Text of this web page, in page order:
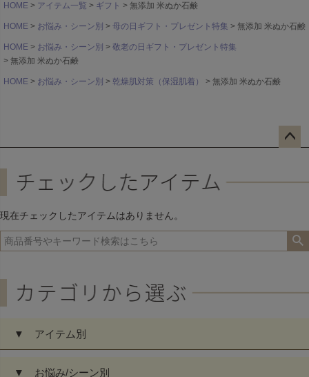
HOME アイテム一覧 ギフト 無添加 米ぬか石鹸
HOME お悩み・シーン別 母の日ギフト・プレゼント特集 無添加 米ぬか石鹸
HOME お悩み・シーン別
敬老の日ギフト・プレゼント特集
無添加 米ぬか石鹸
HOME お悩み・シーン別 乾燥肌対策（保湿肌着） 無添加 米ぬか石鹸
現在チェックしたアイテムはありません。
▼ アイテム別
▼ お悩み/シーン別